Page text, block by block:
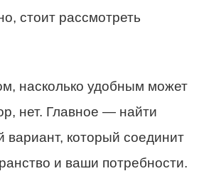
стоит рассмотреть
насколько удобным может
нет. Главное — найти
вариант, который соединит
и ваши потребности.